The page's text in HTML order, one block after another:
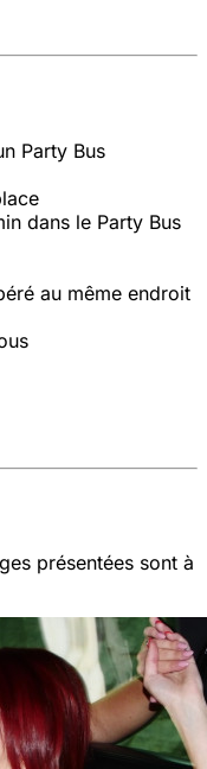
Party Bus
dans le Party Bus
au même endroit
présentées sont à